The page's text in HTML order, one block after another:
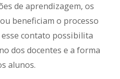
de aprendizagem, os
beneficiam o processo
esse contato possibilita
dos docentes e a forma
alunos.